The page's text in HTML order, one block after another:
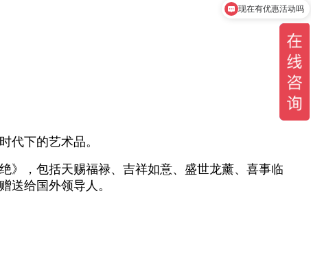
代下的艺术品。
》，包括天赐福禄、吉祥如意、盛世龙薰、喜事临
送给国外领导人。
现在有优惠活动吗